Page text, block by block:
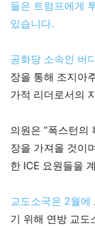
들은 트럼프에게
있습니다.
공화당 소속인 버
장을 통해 조지아
가적 리더로서의
의원은 “폭스턴의
장을 가져올 것이
한 ICE 요원들을
교도소국은 2월에
기 위해 연방 교도